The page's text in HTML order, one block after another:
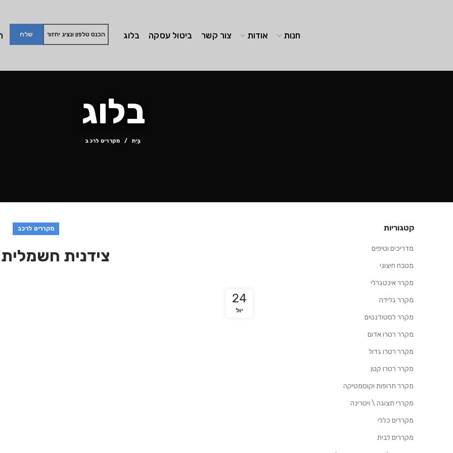
חנות אודות צור קשר ביטול עסקה בלוג
בלוג
בַּיִת מקררים לרכב
מקררים לרכב
צידנית
24
יול
קטגוריות
מדריכים וטיפים
מטבח חיצוני
מקרר אינטגרלי
מקרר גלידה
מקרר לסטודנטים
מקרר רטרו אדום
מקרר רטרו גדול
מקרר רטרו קטן
מקרר תרופות וקוסמטיקה
מקררי תצוגה \ ויטרינה
מקררים כללי
מקררים לבית